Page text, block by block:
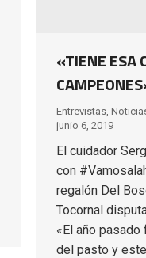
«TIENE ESA
Entrevistas
junio 6, 2019
El cuidador
con
regalón Del
Tocornal
«El año
del pasto y